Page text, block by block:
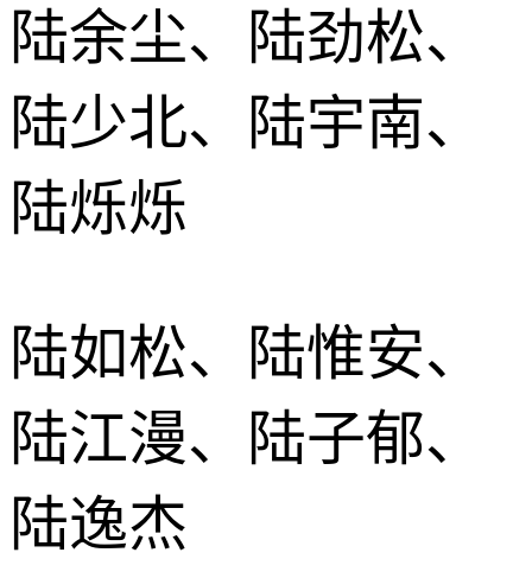
陆余尘、陆劲松、
陆少北、陆宇南、
陆烁烁
陆如松、陆惟安、
陆江漫、陆子郁、
陆逸杰